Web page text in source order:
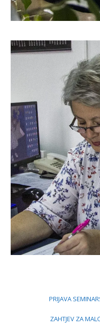
PRIJAVA
ZAHTJEV ZA